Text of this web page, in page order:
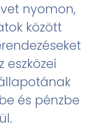
nyomon,
között
eszközei
és pénzbe